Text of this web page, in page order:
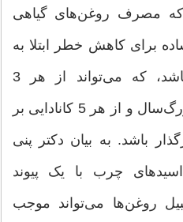
که مصرف روغن‌های گیاهی
برای کاهش خطر ابتلا به
بیماری سندرم متابولیک باشد، که می‌تواند از هر 3
آمریکایی بر روی یک نفر بزرگ‌سال و از هر 5 کانادایی بر
باشد. به بیان دکتر پنی
چرب با یک پیوند
روغن‌ها می‌تواند موجب